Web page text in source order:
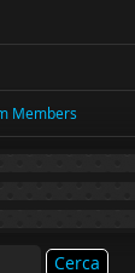
Members